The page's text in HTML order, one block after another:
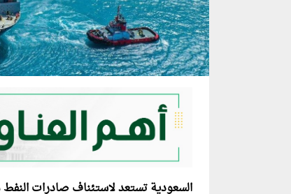
السعودية تستعد لاستئناف صادرات